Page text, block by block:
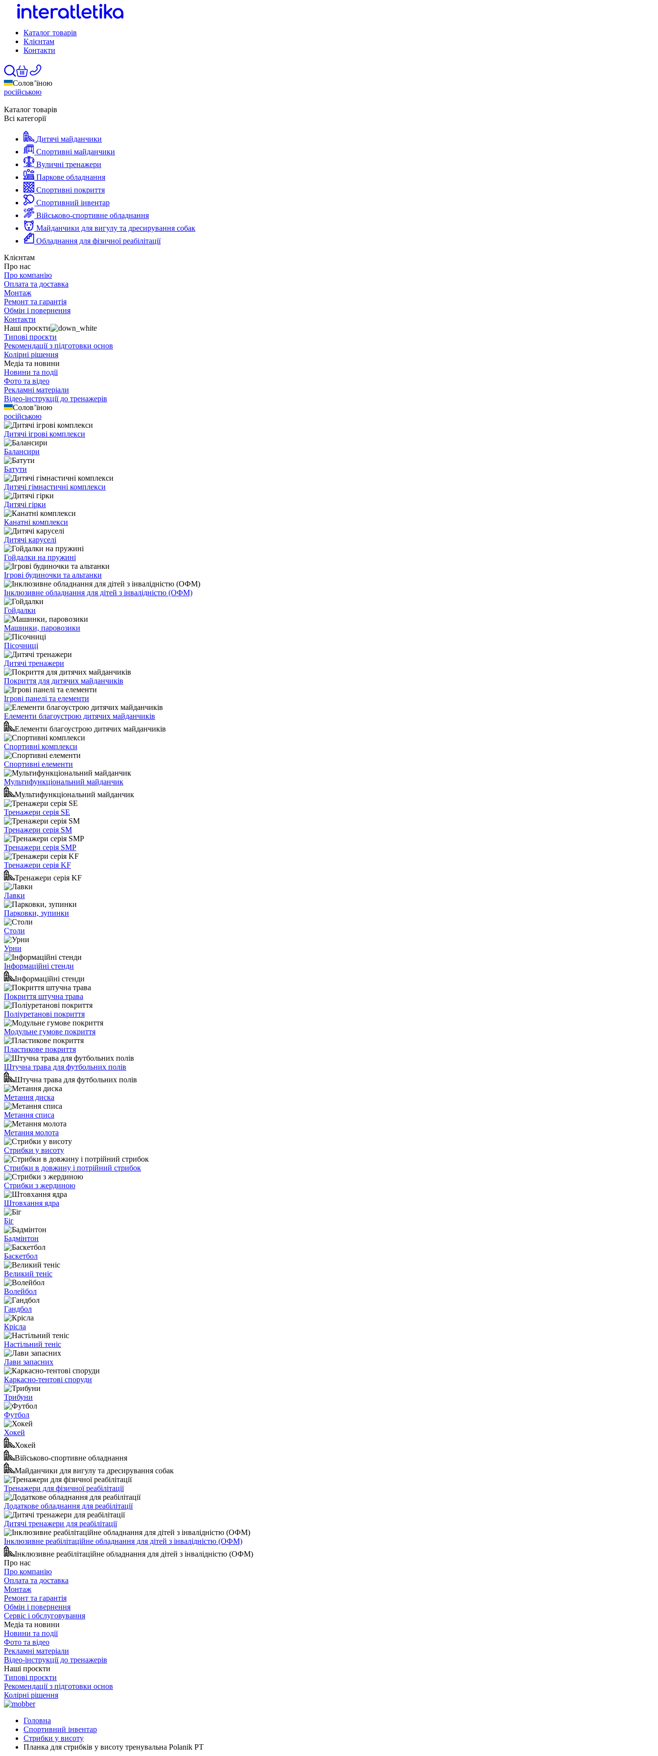
Каталог товарів
Клієнтам
Контакти
Солов’їною
російською
Каталог товарів
Всі категорії
Дитячі майданчики
Спортивні майданчики
Вуличні тренажери
Паркове обладнання
Спортивні покриття
Спортивний інвентар
Військово-спортивне обладнання
Майданчики для вигулу та дресирування собак
Обладнання для фізичної реабілітації
Клієнтам
Про нас
Про компанію
Оплата та доставка
Монтаж
Ремонт та гарантія
Обмін і повернення
Контакти
Наші проєкти
Типові проєкти
Рекомендації з підготовки основ
Колірні рішення
Медіа та новини
Новини та події
Фото та відео
Рекламні матеріали
Відео-інструкції до тренажерів
Солов’їною
російською
Дитячі ігрові комплекси
Балансири
Батути
Дитячі гімнастичні комплекси
Дитячі гірки
Канатні комплекси
Дитячі каруселі
Гойдалки на пружині
Ігрові будиночки та альтанки
Інклюзивне обладнання для дітей з інвалідністю (ОФМ)
Гойдалки
Машинки, паровозики
Пісочниці
Дитячі тренажери
Покриття для дитячих майданчиків
Ігрові панелі та елементи
Елементи благоустрою дитячих майданчиків
Елементи благоустрою дитячих майданчиків
Спортивні комплекси
Спортивні елементи
Мультифункціональний майданчик
Мультифункціональний майданчик
Тренажери серія SE
Тренажери серія SM
Тренажери серія SMP
Тренажери серія KF
Тренажери серія KF
Лавки
Парковки, зупинки
Столи
Урни
Інформаційні стенди
Інформаційні стенди
Покриття штучна трава
Поліуретанові покриття
Модульне гумове покриття
Пластикове покриття
Штучна трава для футбольних полів
Штучна трава для футбольних полів
Метання диска
Метання списа
Метання молота
Стрибки у висоту
Стрибки в довжину і потрійний стрибок
Стрибки з жердиною
Штовхання ядра
Біг
Бадмінтон
Баскетбол
Великий теніс
Волейбол
Гандбол
Крісла
Настільний теніс
Лави запасних
Каркасно-тентові споруди
Трибуни
Футбол
Хокей
Хокей
Військово-спортивне обладнання
Майданчики для вигулу та дресирування собак
Тренажери для фізичної реабілітації
Додаткове обладнання для реабілітації
Дитячі тренажери для реабілітації
Інклюзивне реабілітаційне обладнання для дітей з інвалідністю (ОФМ)
Інклюзивне реабілітаційне обладнання для дітей з інвалідністю (ОФМ)
Про нас
Про компанію
Оплата та доставка
Монтаж
Ремонт та гарантія
Обмін і повернення
Сервіс і обслуговування
Медіа та новини
Новини та події
Фото та відео
Рекламні матеріали
Відео-інструкції до тренажерів
Наші проєкти
Типові проєкти
Рекомендації з підготовки основ
Колірні рішення
Головна
Спортивний інвентар
Стрибки у висоту
Планка для стрибків у висоту тренувальна Polanik PT